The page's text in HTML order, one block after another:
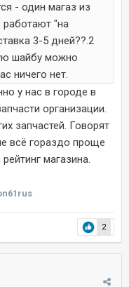
- один магаз из
работают "на
3-5 дней??.2
шайбу можно
ничего нет.
у нас в городе в
организации.
запчастей. Говорят
всё гораздо проще
магазина.
2